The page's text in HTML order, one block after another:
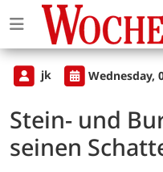
jk Wednesday,
Stein- und
seinen